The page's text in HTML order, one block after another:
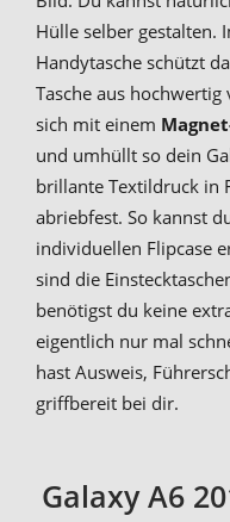
Hülle selber gestalten.
Handytasche schützt
Tasche aus
sich mit einem
und umhüllt so dein
brillante Textildruck in
abriebfest. So kannst
individuellen Flipcase
sind die
benötigst du keine
eigentlich nur mal
hast Ausweis,
griffbereit bei dir.
Galaxy A6